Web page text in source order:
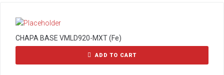
CHAPA BASE VMLD920-MXT (Fe)
ADD TO CART